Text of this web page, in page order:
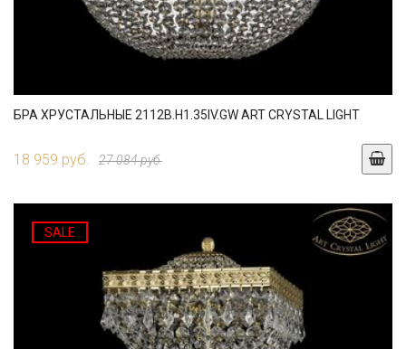
БРА ХРУСТАЛЬНЫЕ 2112B.H1.35IV.GW ART CRYSTAL LIGHT
18 959 руб. 27 084 руб.
SALE